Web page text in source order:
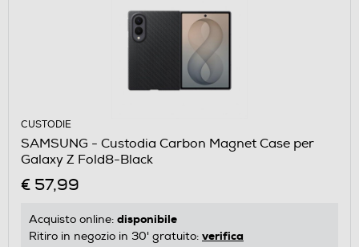
CUSTODIE
SAMSUNG - Custodia Carbon Magnet Case per
Galaxy Z Fold8-Black
€ 57,99
Acquisto online: disponibile
Ritiro in negozio in 30' gratuito: verifica